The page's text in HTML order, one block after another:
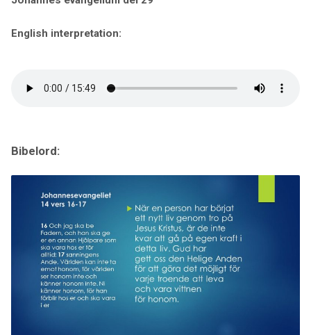
English interpretation:
Bibelord: